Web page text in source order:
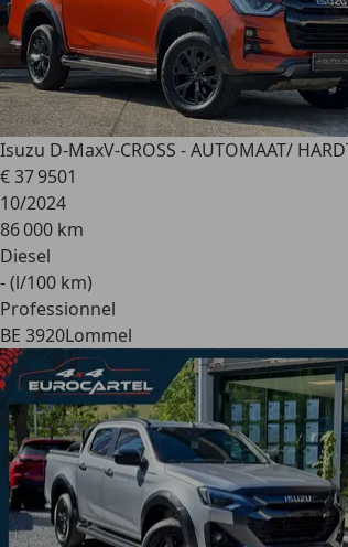
Isuzu D-MaxV-CROSS - AUTOMAAT/
€ 37 9501
10/2024
86 000 km
Diesel
- (l/100 km)
Professionnel
BE 3920Lommel